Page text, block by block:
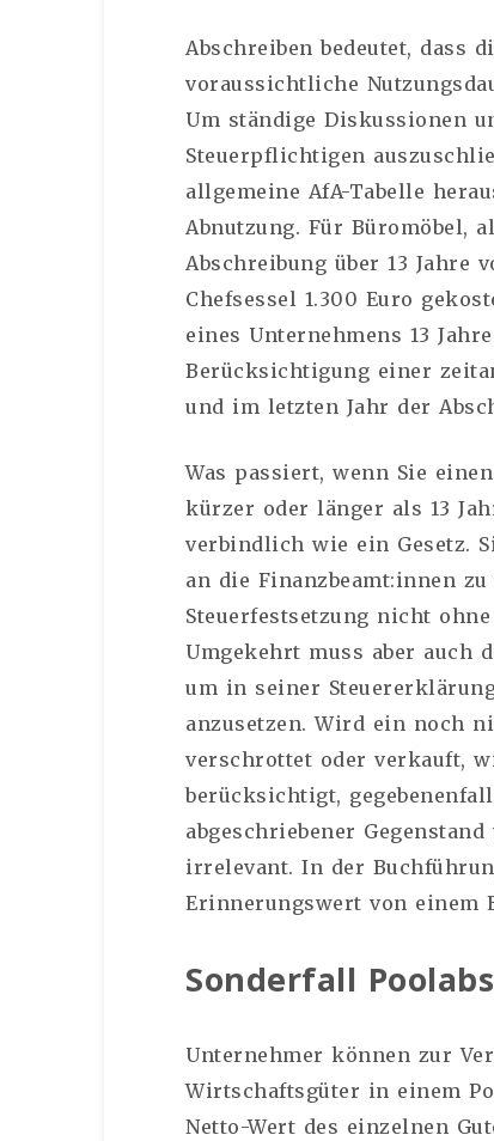
Abschreiben bedeutet, dass
voraussichtliche
Um ständige Diskussionen
Steuerpflichtigen
allgemeine AfA-Tabelle
Abnutzung. Für Büromöbel,
Abschreibung über 13 Jahre
Chefsessel 1.300 Euro
eines Unternehmens 13
Berücksichtigung einer
und im letzten Jahr der
Was passiert, wenn Sie
kürzer oder länger als 13
verbindlich wie ein Gesetz.
an die Finanzbeamt:innen
Steuerfestsetzung nicht
Umgekehrt muss aber auch
um in seiner
anzusetzen. Wird ein noch
verschrottet oder verkauft,
berücksichtigt,
abgeschriebener
irrelevant. In der
Erinnerungswert von einem
Sonderfall
Unternehmer können zur
Wirtschaftsgüter in einem
Netto-Wert des einzelnen